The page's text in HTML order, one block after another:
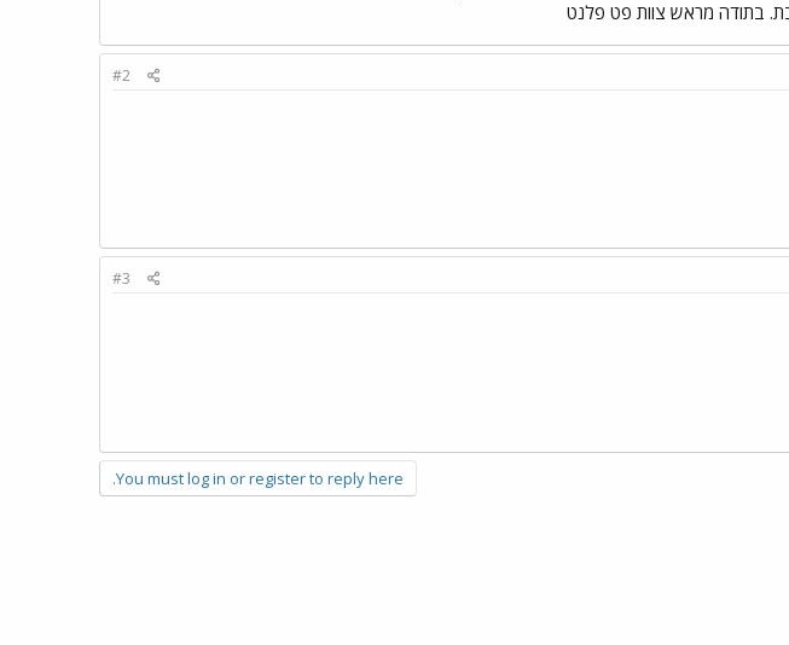
#2
#3
You must log in or register to reply here.